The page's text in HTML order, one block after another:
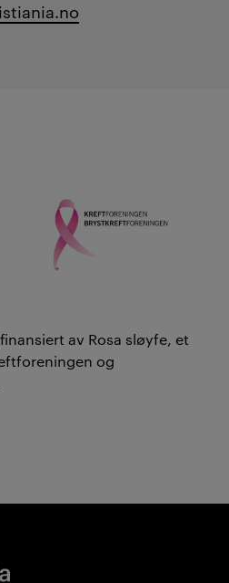
av Rosa sløyfe, et
og